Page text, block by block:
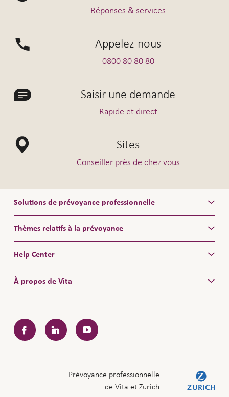
Réponses & services
Appelez-nous
0800 80 80 80
Saisir une demande
Rapide et direct
Sites
Conseiller près de chez vous
Solutions de prévoyance professionnelle
Thèmes relatifs à la prévoyance
Help Center
À propos de Vita
FacebookLinkedInYouTube
Prévoyance professionnelle
de Vita et Zurich